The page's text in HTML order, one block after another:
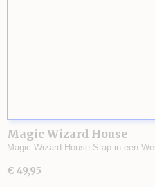
Magic Wizard House
Magic Wizard House Stap in een
€ 49,95